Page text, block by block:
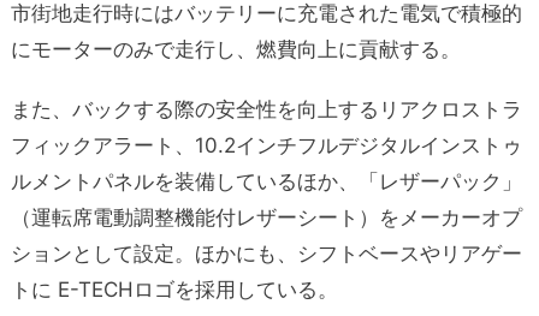
市街地走行時にはバッテリーに充電された電気で積極的
にモーターのみで走行し、燃費向上に貢献する。
また、バックする際の安全性を向上するリアクロストラ
フィックアラート、10.2インチフルデジタルインストゥ
ルメントパネルを装備しているほか、「レザーパック」
（運転席電動調整機能付レザーシート）をメーカーオプ
ションとして設定。ほかにも、シフトベースやリアゲー
トに E-TECHロゴを採用している。